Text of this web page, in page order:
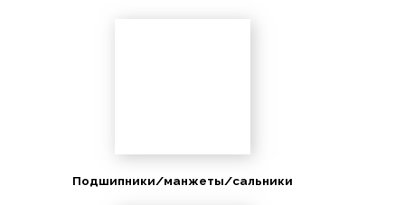
Подшипники/манжеты/сальники